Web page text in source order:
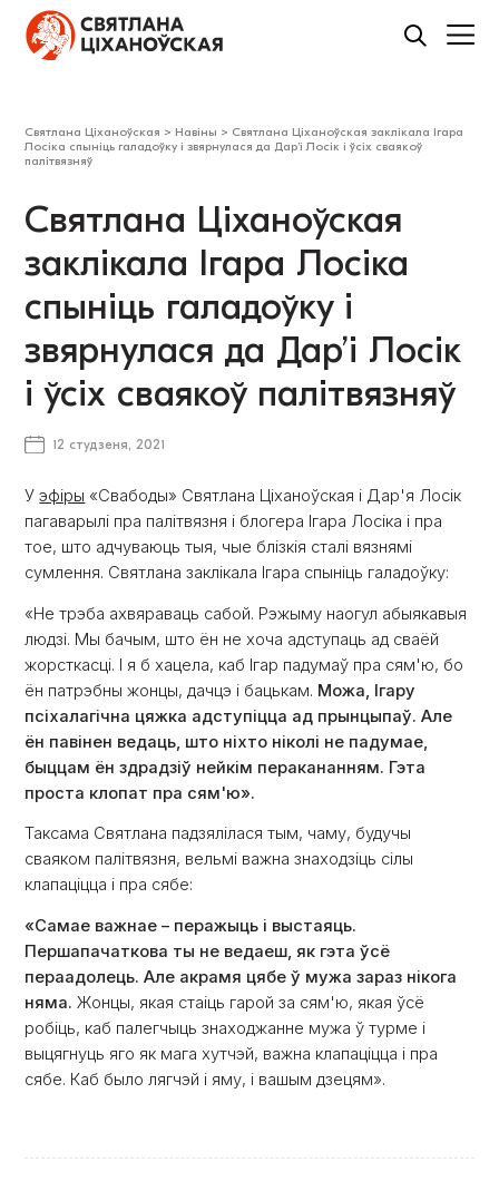
Святлана Ціханоўская > Навіны > Святлана Ціханоўская заклікала Ігара
Лосіка спыніць галадоўку і звярнулася да Дар’і Лосік і ўсіх сваякоў
палітвязняў
Святлана Ціханоўская
заклікала Ігара Лосіка
спыніць галадоўку і
звярнулася да Дар’і Лосік
і ўсіх сваякоў палітвязняў
12 студзеня, 2021
Уэфіры «Свабоды» Святлана Ціханоўская і Дар'я Лосік
пагаварылі пра палітвязня і блогера Ігара Лосіка і пра
тое, што адчуваюць тыя, чые блізкія сталі вязнямі
сумлення. Святлана заклікала Ігара спыніць галадоўку:
«Не трэба ахвяраваць сабой. Рэжыму наогул абыякавыя
людзі. Мы бачым, што ён не хоча адступаць ад сваёй
жорсткасці. І я б хацела, каб Ігар падумаў пра сям'ю, бо
ён патрэбны жонцы, дачцэ і бацькам. Можа, Ігару
псіхалагічна цяжка адступіцца ад прынцыпаў. Але
ён павінен ведаць, што ніхто ніколі не падумае,
быццам ён здрадзіў нейкім перакананням. Гэта
проста клопат пра сям'ю».
Таксама Святлана падзялілася тым, чаму, будучы
сваяком палітвязня, вельмі важна знаходзіць сілы
клапаціцца і пра сябе:
«Самае важнае – перажыць і выстаяць.
Першапачаткова ты не ведаеш, як гэта ўсё
пераадолець. Але акрамя цябе ў мужа зараз нікога
няма.Жонцы, якая стаіць гарой за сям'ю, якая ўсё
робіць, каб палегчыць знаходжанне мужа ў турме і
выцягнуць яго як мага хутчэй, важна клапаціцца і пра
сябе. Каб было лягчэй і яму, і вашым дзецям».